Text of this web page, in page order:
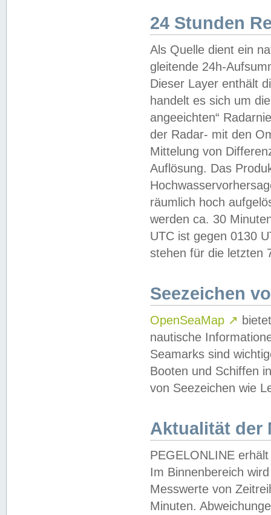
24 Stunden
Als Quelle dient ein
gleitende 24h-
Dieser Layer enthält
handelt es sich um
angeeichten“
der Radar- mit den
Mittelung von
Auflösung. Das
räumlich hoch
werden ca. 30
UTC ist gegen 0130
stehen für die letzten
Seezeichen
OpenSeaMap ↗
nautische
Seamarks sind
Booten und Schiffen
von Seezeichen wie
Aktualität der
PEGELONLINE
Im Binnenbereich
Messwerte von
Minuten.